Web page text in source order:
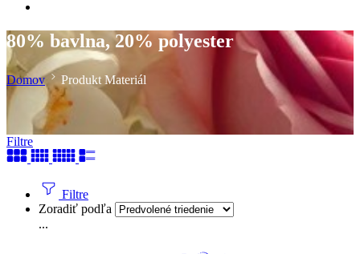
80% bavlna, 20% polyester
Domov Produkt Materiál
Filtre
Filtre
Zoradiť podľa
...